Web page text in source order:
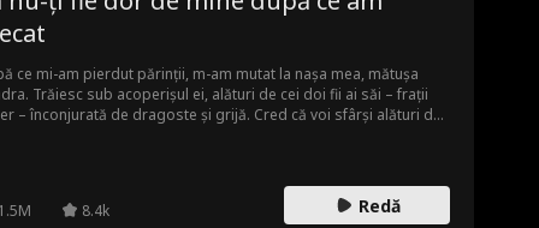
este cineva pe care l-a ajutat înainte.
ce mi-am pierdut părinții, m-am mutat la nașa mea, mătușa
Trăiesc sub acoperișul ei, alături de cei doi fii ai săi – frații
– înconjurată de dragoste și grijă. Cred că voi sfârși alături de
1.5M 8.4k Redă